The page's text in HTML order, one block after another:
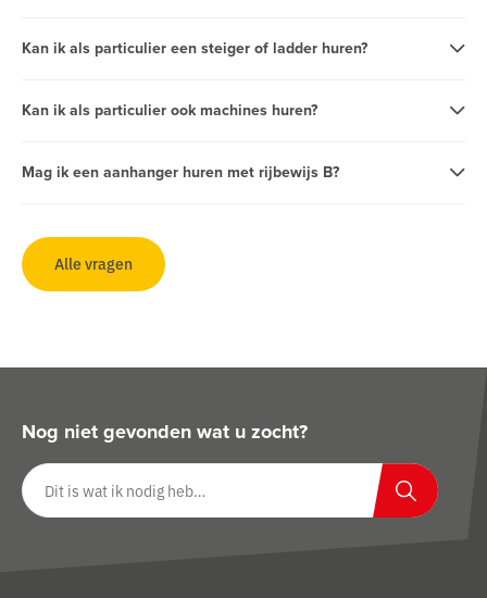
Kan ik als particulier een steiger of ladder huren?
Kan ik als particulier ook machines huren?
Mag ik een aanhanger huren met rijbewijs B?
Alle vragen
Nog niet gevonden wat u zocht?
Zoeken op website
Zoeken